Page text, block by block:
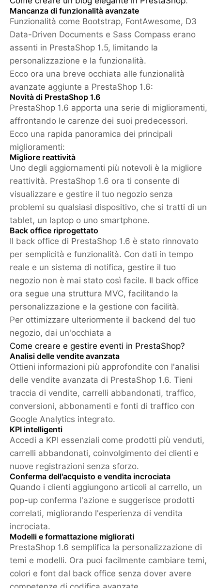
Mancanza di funzionalità avanzate
Funzionalità come Bootstrap, FontAwesome, D3
Data-Driven Documents e Sass Compass erano
assenti in PrestaShop 1.5, limitando la
personalizzazione e la funzionalità.
Ecco ora una breve occhiata alle funzionalità
avanzate aggiunte a PrestaShop 1.6:
Novità di PrestaShop 1.6
PrestaShop 1.6 apporta una serie di miglioramenti,
affrontando le carenze dei suoi predecessori.
Ecco una rapida panoramica dei principali
miglioramenti:
Migliore reattività
Uno degli aggiornamenti più notevoli è la migliore
reattività. PrestaShop 1.6 ora ti consente di
visualizzare e gestire il tuo negozio senza
problemi su qualsiasi dispositivo, che si tratti di un
tablet, un laptop o uno smartphone.
Back office riprogettato
Il back office di PrestaShop 1.6 è stato rinnovato
per semplicità e funzionalità. Con dati in tempo
reale e un sistema di notifica, gestire il tuo
negozio non è mai stato così facile. Il back office
ora segue una struttura MVC, facilitando la
personalizzazione e la gestione con facilità.
Per ottimizzare ulteriormente il backend del tuo
negozio, dai un'occhiata a
Come creare e gestire eventi in PrestaShop?
Analisi delle vendite avanzata
Ottieni informazioni più approfondite con l'analisi
delle vendite avanzata di PrestaShop 1.6. Tieni
traccia di vendite, carrelli abbandonati, traffico,
conversioni, abbonamenti e fonti di traffico con
Google Analytics integrato.
KPI intelligenti
Accedi a KPI essenziali come prodotti più venduti,
carrelli abbandonati, coinvolgimento dei clienti e
nuove registrazioni senza sforzo.
Conferma dell'acquisto e vendita incrociata
Quando i clienti aggiungono articoli al carrello, un
pop-up conferma l'azione e suggerisce prodotti
correlati, migliorando l'esperienza di vendita
incrociata.
Modelli e formattazione migliorati
PrestaShop 1.6 semplifica la personalizzazione di
temi e modelli. Ora puoi facilmente cambiare temi,
colori e font dal back office senza dover avere